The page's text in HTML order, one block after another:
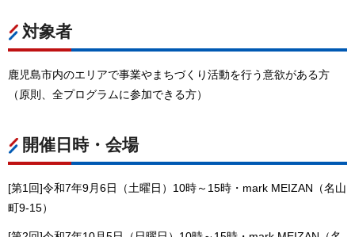
対象者
鹿児島市内のエリアで事業やまちづくり活動を行う意欲がある方
（原則、全プログラムに参加できる方）
開催日時・会場
[第1回]令和7年9月6日（土曜日）10時～15時・mark MEIZAN（名山
町9-15）